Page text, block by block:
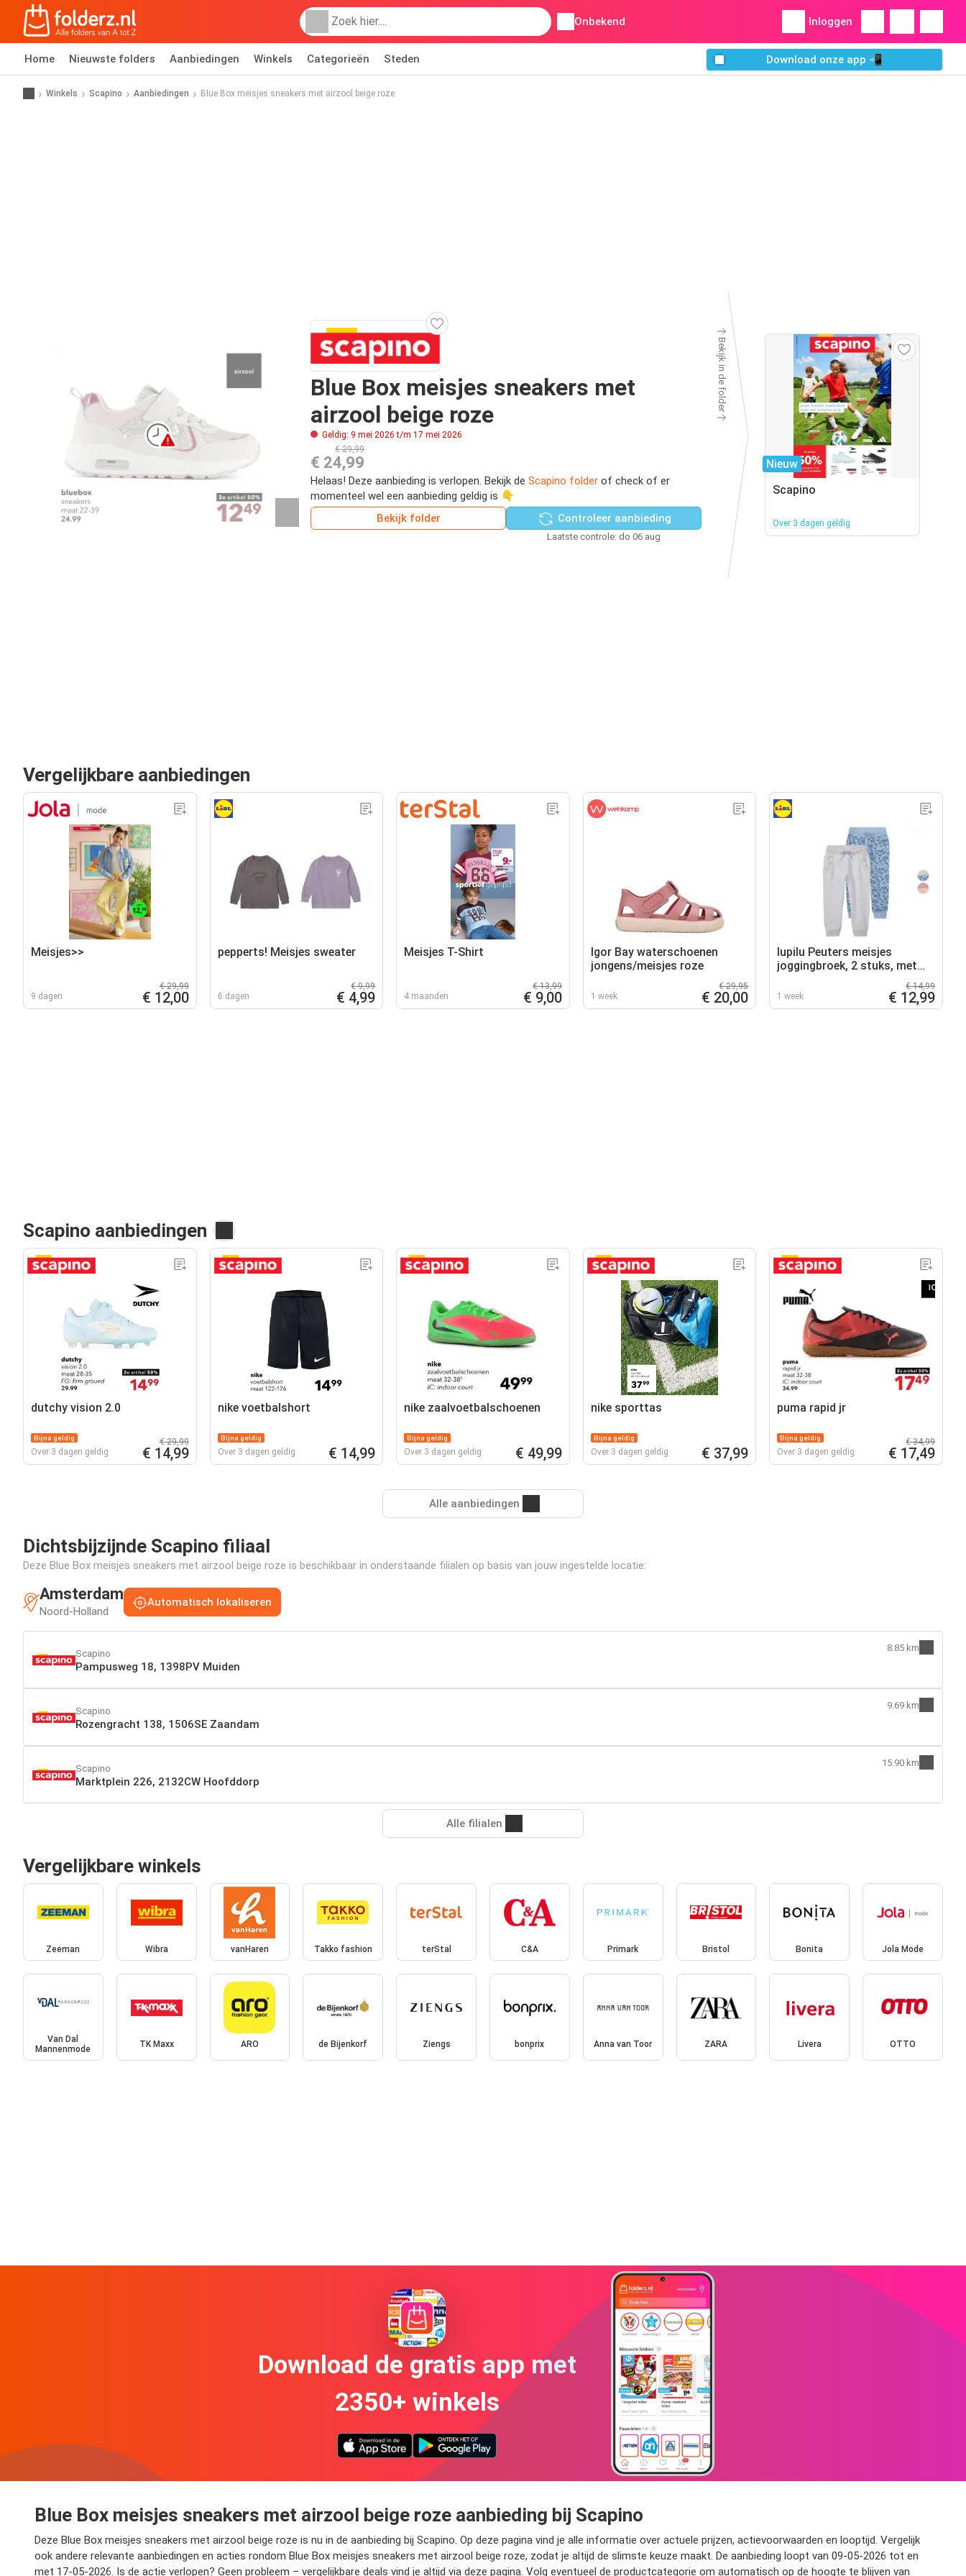
Onbekend Inloggen
Home Nieuwste folders Aanbiedingen Winkels Categorieën Steden Download onze app 📲
Winkels Scapino Aanbiedingen Blue Box meisjes sneakers met airzool beige roze
Blue Box meisjes sneakers met
airzool beige roze
Geldig: 9 mei 2026 t/m 17 mei 2026
€ 29,99
€ 24,99
Helaas! Deze aanbieding is verlopen. Bekijk de Scapino folder of check of er
momenteel wel een aanbieding geldig is 👇
Bekijk folder
Controleer aanbieding
Laatste controle: do 06 aug
Bekijk in de folder
Nieuw
Scapino
Over 3 dagen geldig
Vergelijkbare aanbiedingen
Meisjes>>
9 dagen
€ 29,99
€ 12,00
pepperts! Meisjes sweater
6 dagen
€ 9,99
€ 4,99
Meisjes T-Shirt
4 maanden
€ 13,99
€ 9,00
Igor Bay waterschoenen
jongens/meisjes roze
1 week
€ 29,95
€ 20,00
lupilu Peuters meisjes
joggingbroek, 2 stuks, met
1 week
€ 14,99
€ 12,99
Scapino aanbiedingen
dutchy vision 2.0
Bijna geldig
Over 3 dagen geldig
€ 29,99
€ 14,99
nike voetbalshort
Bijna geldig
Over 3 dagen geldig € 14,99
nike zaalvoetbalschoenen
Bijna geldig
Over 3 dagen geldig € 49,99
nike sporttas
Bijna geldig
Over 3 dagen geldig € 37,99
puma rapid jr
Bijna geldig
Over 3 dagen geldig
€ 34,99
€ 17,49
Alle aanbiedingen
Dichtsbijzijnde Scapino filiaal
Deze Blue Box meisjes sneakers met airzool beige roze is beschikbaar in onderstaande filialen op basis van jouw ingestelde locatie:
Amsterdam
Noord-Holland
Automatisch lokaliseren
Scapino
Pampusweg 18, 1398PV Muiden
8.85 km
Scapino
Rozengracht 138, 1506SE Zaandam
9.69 km
Scapino
Marktplein 226, 2132CW Hoofddorp
15.90 km
Alle filialen
Vergelijkbare winkels
Zeeman Wibra vanHaren Takko fashion terStal C&A Primark Bristol Bonita Jola Mode
Van Dal
Mannenmode
TK Maxx ARO de Bijenkorf Ziengs bonprix Anna van Toor ZARA Livera OTTO
Download de gratis app met
2350+ winkels
Blue Box meisjes sneakers met airzool beige roze aanbieding bij Scapino
Deze Blue Box meisjes sneakers met airzool beige roze is nu in de aanbieding bij Scapino. Op deze pagina vind je alle informatie over actuele prijzen, actievoorwaarden en looptijd. Vergelijk
ook andere relevante aanbiedingen en acties rondom Blue Box meisjes sneakers met airzool beige roze, zodat je altijd de slimste keuze maakt. De aanbieding loopt van 09-05-2026 tot en
met 17-05-2026. Is de actie verlopen? Geen probleem – vergelijkbare deals vind je altijd via deze pagina. Volg eventueel de productcategorie om automatisch op de hoogte te blijven van